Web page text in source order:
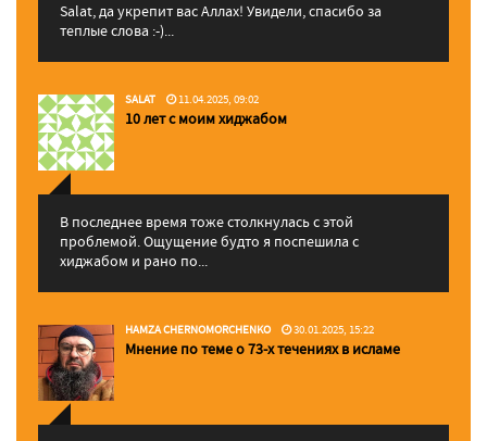
Salat, да укрепит вас Аллаx! Увидели, спасибо за
теплые слова :-)...
SALAT 11.04.2025, 09:02
10 лет с моим хиджабом
В последнее время тоже столкнулась с этой
проблемой. Ощущение будто я поспешила с
хиджабом и рано по...
HAMZA CHERNOMORCHENKO 30.01.2025, 15:22
Мнение по теме о 73-х течениях в исламе